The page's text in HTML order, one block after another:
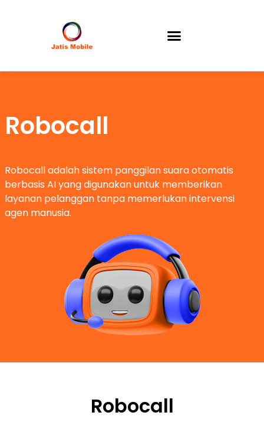
Robocall
Robocall adalah sistem panggilan suara otomatis
berbasis AI yang digunakan untuk memberikan
layanan pelanggan tanpa memerlukan intervensi
agen manusia.
Robocall